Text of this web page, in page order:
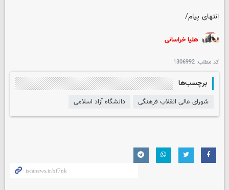
انتهای پیام/
هلیا خراسانی
کد مطلب: 1306992
برچسب‌ها
شورای عالی انقلاب فرهنگی دانشگاه آزاد اسلامی